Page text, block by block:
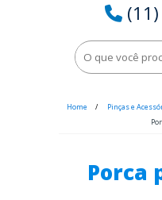
(11)
Home Pinças e
Porca